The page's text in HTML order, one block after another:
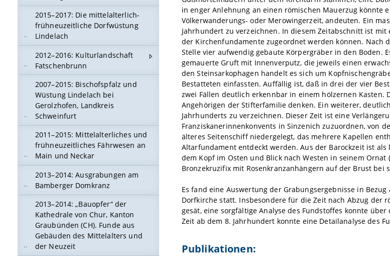
2015–2017: Die mittelalterlich-
frühneuzeitliche Dorfwüstung
Lindelach
2012–2016: Kulturlandschaft
Fatschenbrunn
2007–2015: Bischofspfalz und
Wüstung Lindelach bei
Gerolzhofen, Landkreis
Schweinfurt
2011–2015: Mittelalterliches und
frühneuzeitliches Fährwesen an
Main und Neckar
2013–2014: Ausgrabungen am
Bamberger Domkranz
2013–2014: „Bauopfer“ der
Kathedrale von Chur, Kanton
Graubünden (CH). Funde aus
Gebäuden des Mittelalters und
der Neuzeit
in enger Anlehnung an einen römischen Mauerzug
Völkerwanderungs- oder Merowingerzeit, andeuten. Ein
Jahrhundert zu verzeichnen. In diesem Zeitabschnitt ist
der Kirchenfundamente zugeordnet werden können. Nach
Stelle vier aufwendig gebaute Körpergräber in den Boden.
gemauerte Gruft mit Innenverputz, die jeweils einen
den Steinsarkophagen handelt es sich um
Bestatteten einfassten. Auffällig ist, daß in drei der vier
zwei Fällen deutlich erkennbar in einem hölzernen
Angehörigen der Stifterfamilie denken. Ein weiterer,
Jahrhunderts zu verzeichnen. Dieser Zeit ist eine
Franziskanerinnenkonvents in Sinzenich zuzuordnen, von
älteres Seitenschiff niedergelegt, das mehrere Kapellen
Altarfundament entdeckt werden. Aus der Barockzeit ist
dem Kopf im Osten und Blick nach Westen in seinem
Bronzekruzifix mit Rosenkranzanhängern auf der Brust bei
Es fand eine Auswertung der Grabungsergebnisse in
Dorfkirche statt. Insbesondere für die Zeit nach Abzug der
gesät, eine sorgfältige Analyse des Fundstoffes konnte
Zeit ab dem 8. Jahrhundert konnte eine Detailanalyse des
Publikationen: